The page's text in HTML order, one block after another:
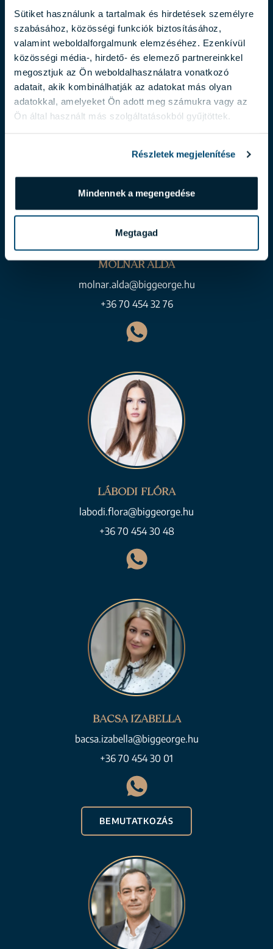
Sütiket használunk a tartalmak és hirdetések személyre
szabásához, közösségi funkciók biztosításához,
valamint weboldalforgalmunk elemzéséhez. Ezenkívül
közösségi média-, hirdető- és elemező partnereinkkel
megosztjuk az Ön weboldalhasználatra vonatkozó
adatait, akik kombinálhatják az adatokat más olyan
adatokkal, amelyeket Ön adott meg számukra vagy az
Ön által használt más szolgáltatásokból gyűjtöttek.
Részletek megjelenítése
Mindennek a megengedése
Megtagad
BALOGH LÁSZLÓ
balogh.laszlo@biggeorge.hu
+36 70 454 31 19
MOLNÁR ALDA
molnar.alda@biggeorge.hu
+36 70 454 32 76
LÁBODI FLÓRA
labodi.flora@biggeorge.hu
+36 70 454 30 48
BACSA IZABELLA
bacsa.izabella@biggeorge.hu
+36 70 454 30 01
BEMUTATKOZÁS